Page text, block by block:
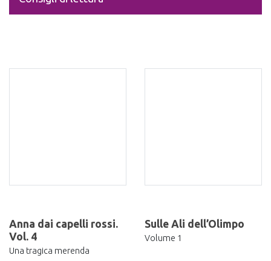
Anna dai capelli rossi.
Vol. 4
Una tragica merenda
Sulle Ali dell’Olimpo
Volume 1